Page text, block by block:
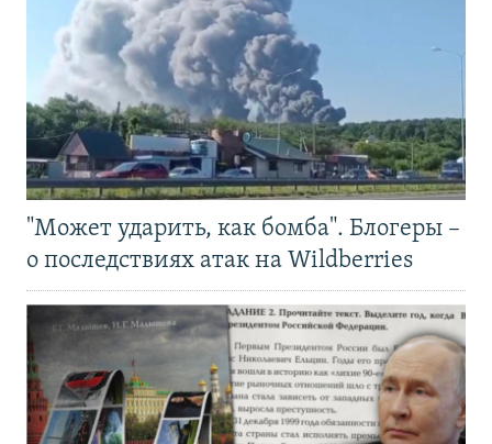
"Может ударить, как бомба". Блогеры –
о последствиях атак на Wildberries